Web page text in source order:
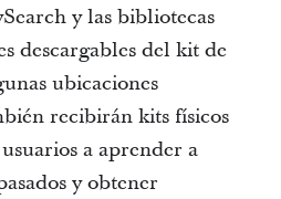
y las bibliotecas
descargables del kit de
ubicaciones
recibirán kits físicos
a aprender a
y obtener